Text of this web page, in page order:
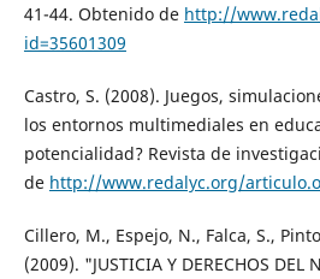
41-44. Obtenido de http://
id=35601309
Castro, S. (2008). Juegos,
los entornos multimediales en
potencialidad? Revista de
de http://www.redalyc.org/
Cillero, M., Espejo, N., Falca, S.,
(2009). "JUSTICIA Y DERECHOS